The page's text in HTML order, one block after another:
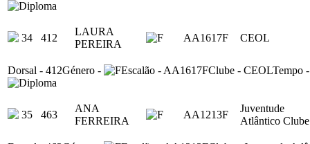
34 412
LAURA
PEREIRA
AA1617F CEOL
Dorsal - 412Género - Escalão - AA1617FClube - CEOLTempo
35 463
ANA
FERREIRA
AA1213F
Juventude
Atlântico Clube